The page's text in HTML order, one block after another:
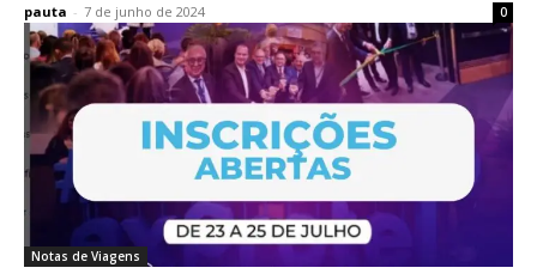
pauta - 7 de junho de 2024 0
Notas de Viagens